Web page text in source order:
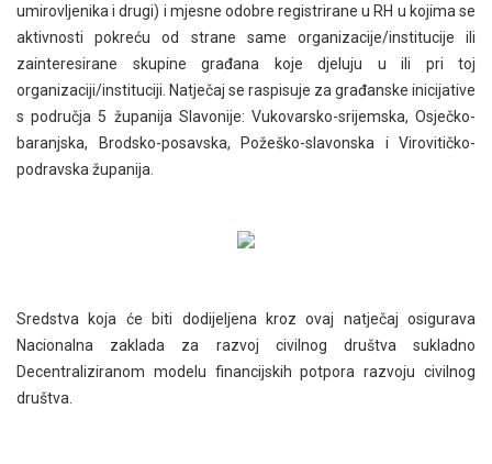
umirovljenika i drugi) i mjesne odobre registrirane u RH u kojima se
aktivnosti pokreću od strane same organizacije/institucije ili
zainteresirane skupine građana koje djeluju u ili pri toj
organizaciji/instituciji. Natječaj se raspisuje za građanske inicijative
s područja 5 županija Slavonije: Vukovarsko-srijemska, Osječko-
baranjska, Brodsko-posavska, Požeško-slavonska i Virovitičko-
podravska županija.
Sredstva koja će biti dodijeljena kroz ovaj natječaj osigurava
Nacionalna zaklada za razvoj civilnog društva sukladno
Decentraliziranom modelu financijskih potpora razvoju civilnog
društva.